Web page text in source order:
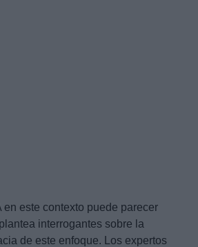
en este contexto puede parecer
interrogantes sobre la
de este enfoque. Los expertos